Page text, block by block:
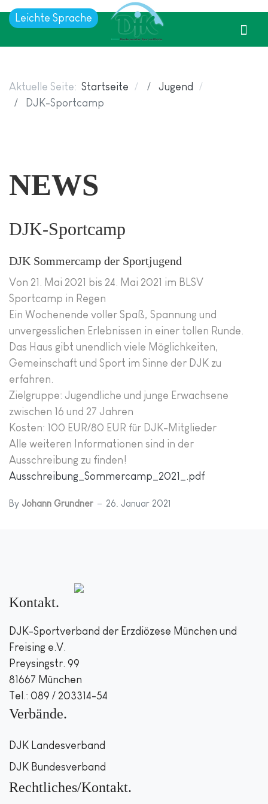
Leichte Sprache
Aktuelle Seite: Startseite
Jugend
DJK-Sportcamp
NEWS
DJK-Sportcamp
DJK Sommercamp der Sportjugend
Von 21. Mai 2021 bis 24. Mai 2021 im BLSV
Sportcamp in Regen
Ein Wochenende voller Spaß, Spannung und
unvergesslichen Erlebnissen in einer tollen Runde.
Das Haus gibt unendlich viele Möglichkeiten,
Gemeinschaft und Sport im Sinne der DJK zu
erfahren.
Zielgruppe: Jugendliche und junge Erwachsene
zwischen 16 und 27 Jahren
Kosten: 100 EUR/80 EUR für DJK-Mitglieder
Alle weiteren Informationen sind in der
Ausschreibung zu finden!
Ausschreibung_Sommercamp_2021_.pdf
By Johann Grundner 26. Januar 2021
Kontakt
DJK-Sportverband der Erzdiözese München und
Freising e.V.
Preysingstr. 99
81667 München
Tel.: 089 / 203314-54
Verbände
DJK Landesverband
DJK Bundesverband
Rechtliches/Kontakt